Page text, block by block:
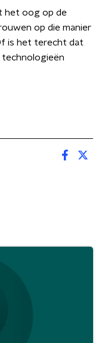
het oog op de
op die manier
is het terecht dat